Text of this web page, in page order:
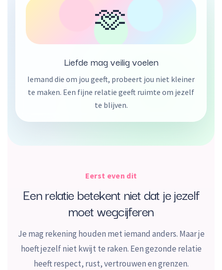
🫶
Liefde mag veilig voelen
Iemand die om jou geeft, probeert jou niet kleiner
te maken. Een fijne relatie geeft ruimte om jezelf
te blijven.
Eerst even dit
Een relatie betekent niet dat je jezelf
moet wegcijferen
Je mag rekening houden met iemand anders. Maar je
hoeft jezelf niet kwijt te raken. Een gezonde relatie
heeft respect, rust, vertrouwen en grenzen.